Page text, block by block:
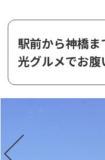
５．【さんしょ
崎商店」
７．【団子】
駅前から神橋
光グルメでお腹